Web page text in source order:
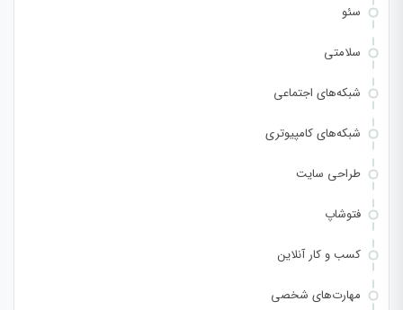
سئو
سلامتی
شبکه‌های اجتماعی
شبکه‌های کامپیوتری
طراحی سایت
فتوشاپ
کسب و کار آنلاین
مهارت‌های شخصی